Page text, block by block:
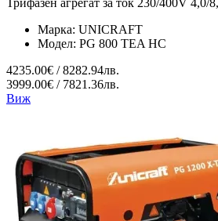
Трифазен агрегат за ток 230/400V 4,0/
Марка: UNICRAFT
Модел: PG 800 TEA HC
4235.00€ / 8282.94лв.
3999.00€ / 7821.36лв.
Виж